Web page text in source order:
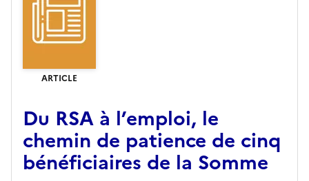
ARTICLE
Du RSA à l’emploi, le
chemin de patience de cinq
bénéficiaires de la Somme